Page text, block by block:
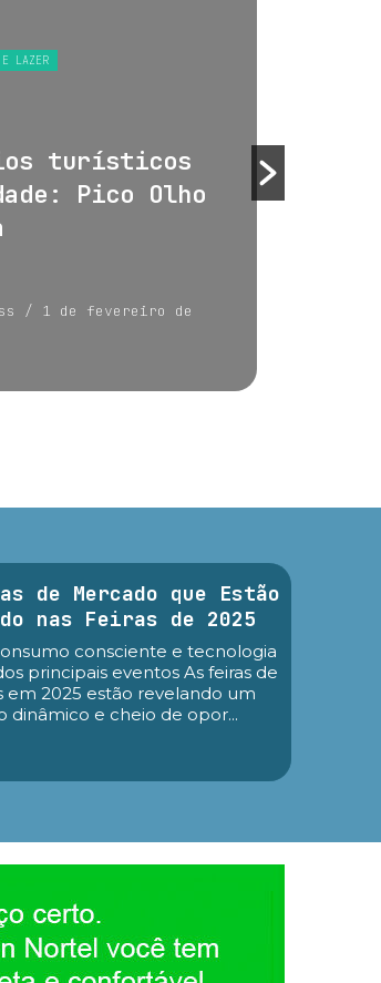
E LAZER
turísticos
Pico Olho
/ 1 de fevereiro de
de Mercado que Estão
nas Feiras de 2025
consciente e tecnologia
principais eventos As feiras de
em 2025 estão revelando um
dinâmico e cheio de opor...